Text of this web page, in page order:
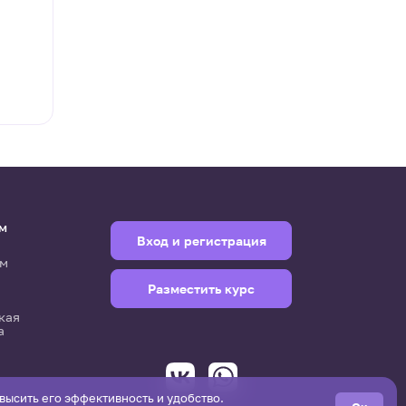
Вход и регистрация
Разместить курс
его эффективность и удобство.